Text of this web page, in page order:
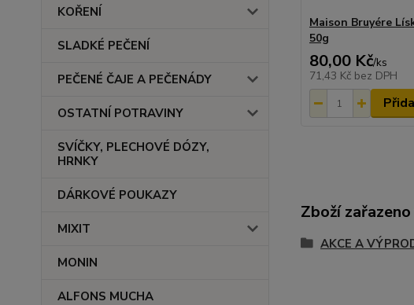
KOŘENÍ
SLADKÉ PEČENÍ
PEČENÉ ČAJE A PEČENÁDY
OSTATNÍ POTRAVINY
SVÍČKY, PLECHOVÉ DÓZY,
HRNKY
DÁRKOVÉ POUKAZY
MIXIT
MONIN
ALFONS MUCHA
Maison Bruyére
50g
80,00 Kč/ks
71,43 Kč bez DPH
Zboží
AKCE A